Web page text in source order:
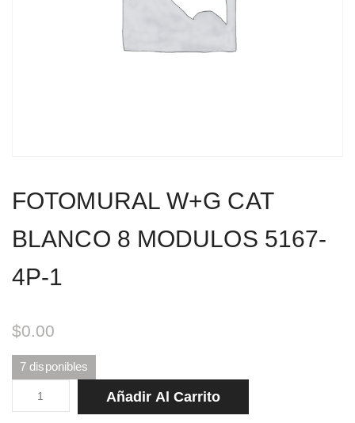
FOTOMURAL W+G CAT
BLANCO 8 MODULOS 5167-
4P-1
$0.00
7 disponibles
FOTOMURAL
W+G
Añadir Al Carrito